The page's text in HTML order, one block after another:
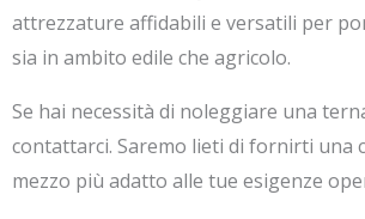
attrezzature affidabili e versatili per
sia in ambito edile che agricolo.
Se hai necessità di noleggiare una
contattarci. Saremo lieti di fornirti una
mezzo più adatto alle tue esigenze